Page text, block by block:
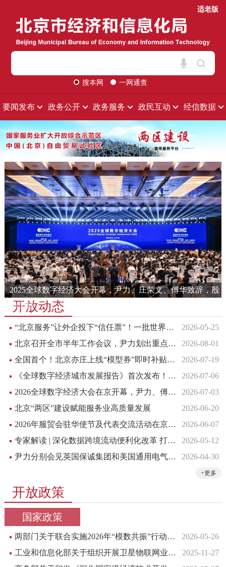
适老版
搜本网 一网通查
要闻发布 政务公开 政务服务 政民互动 经信数据
2025全球数字经济大会开幕，尹力、庄荣文、傅华致辞，殷
勇主持
开放动态
“北京服务”让外企投下“信任票”！一批世界500强医药巨头纷纷入驻国际医药创新公园
2026-05-25
北京召开全市半年工作会议，尹力划出重点任务
2026-08-01
全国首个！北京亦庄上线“模型券”即时补贴平台
2026-07-19
《全球数字经济城市发展报告》首次发布！为全球城市数字化转型提供行动指南
2026-07-06
2026全球数字经济大会在京开幕，尹力、傅华致辞
2026-07-03
北京“两区”建设赋能服务业高质量发展
2026-06-20
2026年服贸会驻华使节及代表交流活动在京举办
2026-06-07
专家解读 | 深化数据跨境流动便利化改革 打造全球数据要素价值高地
2026-05-12
尹力分别会见英国保诚集团和美国通用电气医疗集团负责人
2026-04-30
+更多
开放政策
国家政策
两部门关于联合实施2026年“模数共振”行动的通知
2026-05-26
工业和信息化部关于组织开展卫星物联网业务商用试验的通知
2025-11-27